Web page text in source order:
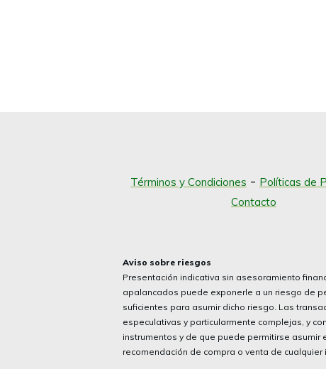
Términos y Condiciones - Políticas de
Contacto
Aviso sobre riesgos
Presentación indicativa sin asesoramiento
apalancados puede exponerle a un riesgo de
suficientes para asumir dicho riesgo. Las
especulativas y particularmente complejas, y
instrumentos y de que puede permitirse
recomendación de compra o venta de cualquier